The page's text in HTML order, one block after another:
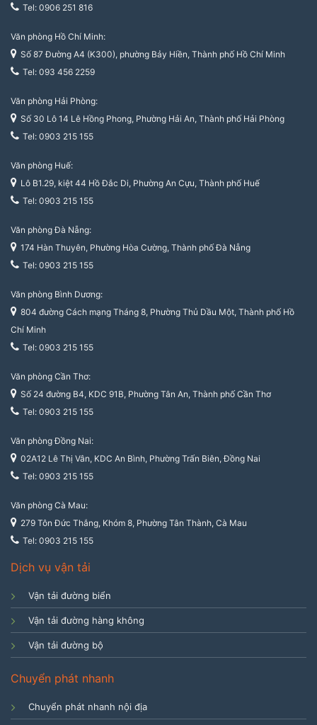
Tel: 0906 251 816
Văn phòng Hồ Chí Minh:
Số 87 Đường A4 (K300), phường Bảy Hiền, Thành phố Hồ Chí Minh
Tel: 093 456 2259
Văn phòng Hải Phòng:
Số 30 Lô 14 Lê Hồng Phong, Phường Hải An, Thành phố Hải Phòng
Tel: 0903 215 155
Văn phòng Huế:
Lô B1.29, kiệt 44 Hồ Đắc Di, Phường An Cựu, Thành phố Huế
Tel: 0903 215 155
Văn phòng Đà Nẵng:
174 Hàn Thuyên, Phường Hòa Cường, Thành phố Đà Nẵng
Tel: 0903 215 155
Văn phòng Bình Dương:
804 đường Cách mạng Tháng 8, Phường Thủ Dầu Một, Thành phố Hồ
Chí Minh
Tel: 0903 215 155
Văn phòng Cần Thơ:
Số 24 đường B4, KDC 91B, Phường Tân An, Thành phố Cần Thơ
Tel: 0903 215 155
Văn phòng Đồng Nai:
02A12 Lê Thị Vân, KDC An Bình, Phường Trấn Biên, Đồng Nai
Tel: 0903 215 155
Văn phòng Cà Mau:
279 Tôn Đức Thắng, Khóm 8, Phường Tân Thành, Cà Mau
Tel: 0903 215 155
Dịch vụ vận tải
Vận tải đường biển
Vận tải đường hàng không
Vận tải đường bộ
Chuyển phát nhanh
Chuyển phát nhanh nội địa